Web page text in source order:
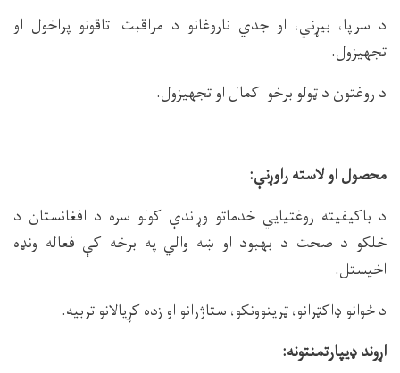
د سراپا، بیړني، او جدي ناروغانو د مراقبت اتاقونو پراخول او
تجهیزول.
د روغتون د ټولو برخو اکمال او تجهیزول.
محصول او لاسته راوړنې:
د باکیفیته روغتیایي خدماتو وړاندې کولو سره د افغانستان د
خلکو د صحت د بهبود او ښه والي په برخه کې فعاله ونډه
اخیستل.
د ځوانو ډاکټرانو، ټرینوونکو، ستاژرانو او زده کړیالانو تربیه.
اړوند ډیپارتمنتونه: